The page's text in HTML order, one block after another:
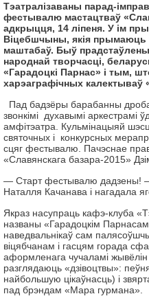
Тэатралізаваны парад-
фестывалю мастацтваў
адкрыцця, 14 ліпеня. У ім
Віцебшчыны, якія прымаюць
маштабаў. Быў
народнай творчасці,
«Гарадоцкі Парнас» і тым,
харэаграфічных калектываў
Пад бадзёры барабанны
звонкімі духавымі аркестрамі
амфітэатра. Кульмінацыяй
святочных і конкурсных
сцяг фестывалю. Пачэснае
«Славянскага базара-2015»
— Старт фестывалю дадзены! —
Наталля Качанава і нагадала
Якраз насупраць кафэ-клуба
названы «Гарадоцкім
наведвальнікаў сам
віцябчанам і гасцям горада
аформленага чучаламі
разглядаюць «дзівоцтвы»:
найбольшую цікаўнасць) і
пад брэндам «Мара гурмана».